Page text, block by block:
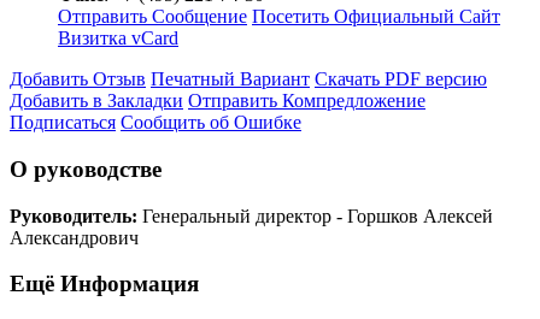
Отправить Сообщение Посетить Официальный Сайт
Визитка vCard
Добавить Отзыв Печатный Вариант Скачать PDF версию
Добавить в Закладки Отправить Компредложение
Подписаться Сообщить об Ошибке
О руководстве
Руководитель: Генеральный директор - Горшков Алексей
Александрович
Ещё Информация